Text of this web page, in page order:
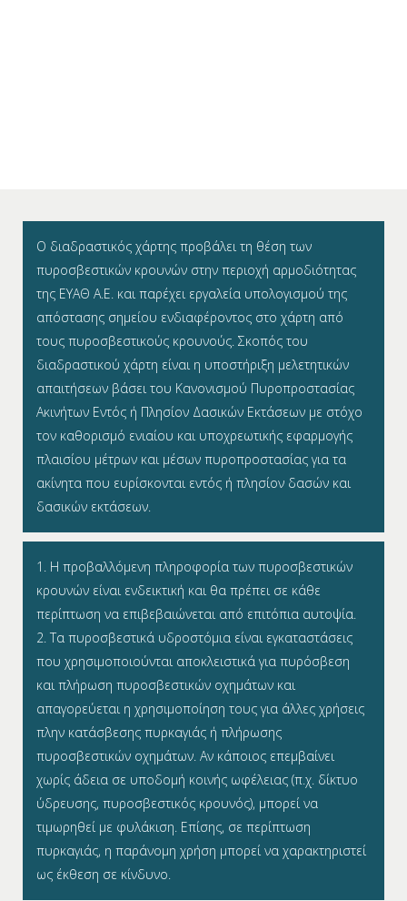
Ο διαδραστικός χάρτης προβάλει τη θέση των
πυροσβεστικών κρουνών στην περιοχή αρμοδιότητας
της ΕΥΑΘ Α.Ε. και παρέχει εργαλεία υπολογισμού της
απόστασης σημείου ενδιαφέροντος στο χάρτη από
τους πυροσβεστικούς κρουνούς. Σκοπός του
διαδραστικού χάρτη είναι η υποστήριξη μελετητικών
απαιτήσεων βάσει του Κανονισμού Πυροπροστασίας
Ακινήτων Εντός ή Πλησίον Δασικών Εκτάσεων με στόχο
τον καθορισμό ενιαίου και υποχρεωτικής εφαρμογής
πλαισίου μέτρων και μέσων πυροπροστασίας για τα
ακίνητα που ευρίσκονται εντός ή πλησίον δασών και
δασικών εκτάσεων.
1. Η προβαλλόμενη πληροφορία των πυροσβεστικών
κρουνών είναι ενδεικτική και θα πρέπει σε κάθε
περίπτωση να επιβεβαιώνεται από επιτόπια αυτοψία.
2. Τα πυροσβεστικά υδροστόμια είναι εγκαταστάσεις
που χρησιμοποιούνται αποκλειστικά για πυρόσβεση
και πλήρωση πυροσβεστικών οχημάτων και
απαγορεύεται η χρησιμοποίηση τους για άλλες χρήσεις
πλην κατάσβεσης πυρκαγιάς ή πλήρωσης
πυροσβεστικών οχημάτων. Αν κάποιος επεμβαίνει
χωρίς άδεια σε υποδομή κοινής ωφέλειας (π.χ. δίκτυο
ύδρευσης, πυροσβεστικός κρουνός), μπορεί να
τιμωρηθεί με φυλάκιση. Επίσης, σε περίπτωση
πυρκαγιάς, η παράνομη χρήση μπορεί να χαρακτηριστεί
ως έκθεση σε κίνδυνο.